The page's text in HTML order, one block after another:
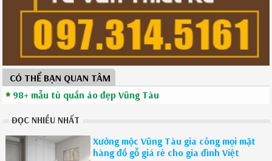
CÓ THỂ BẠN QUAN TÂM
98+ mẫu tủ quần áo đẹp Vũng Tàu
ĐỌC NHIỀU NHẤT
Xưởng mộc Vũng Tàu gia công mọi mặt
hàng đồ gỗ giá rẻ cho gia đình Việt